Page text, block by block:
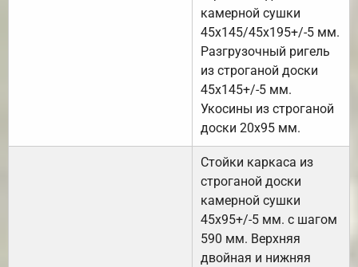
камерной сушки
45х145/45х195+/-5 мм.
Разгрузочный ригель
из строганой доски
45х145+/-5 мм.
Укосины из строганой
доски 20х95 мм.
Стойки каркаса из
строганой доски
камерной сушки
45х95+/-5 мм. с шагом
590 мм. Верхняя
двойная и нижняя